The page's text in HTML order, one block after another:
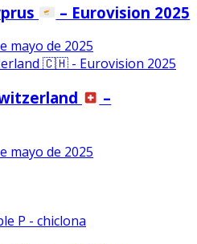
– Eurovision 2025
mayo de 2025
–
mayo de 2025